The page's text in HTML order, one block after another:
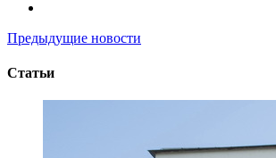
Предыдущие новости
Статьи